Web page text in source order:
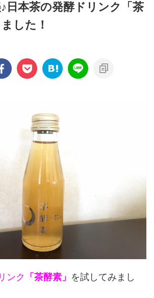
日本茶の発酵ドリンク「茶
した！
ンク 「茶酵素」 を試してみまし